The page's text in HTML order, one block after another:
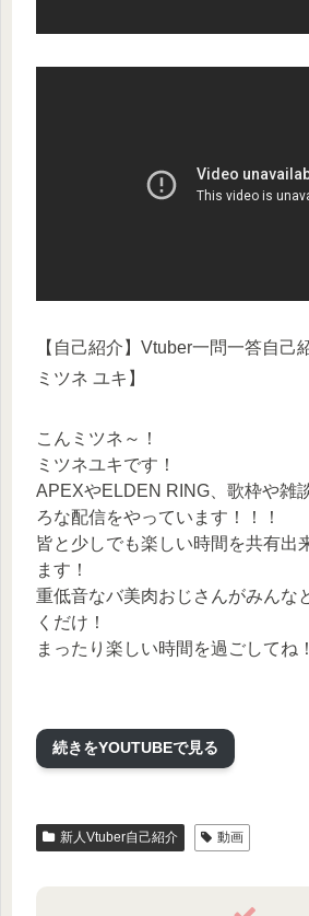
【自己紹介】Vtuber一問一答自己
ミツネ ユキ】
こんミツネ～！
ミツネユキです！
APEXやELDEN RING、歌枠や雑
ろな配信をやっています！！！
皆と少しでも楽しい時間を共有出
ます！
重低音なバ美肉おじさんがみんな
くだけ！
まったり楽しい時間を過ごしてね
Tweets by umitsukishell
@海月シェル Shell Ch.
続きをYOUTUBEで見る
新人Vtuber自己紹介 動画